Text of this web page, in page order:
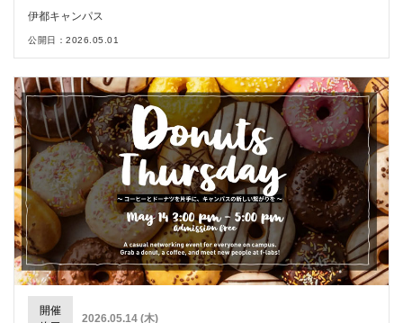
伊都キャンパス
公開日：2026.05.01
開催
2026.05.14 (木)